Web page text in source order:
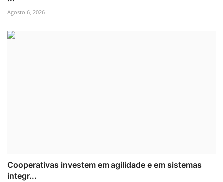
Agosto 6, 2026
Cooperativas investem em agilidade e em sistemas
integr...